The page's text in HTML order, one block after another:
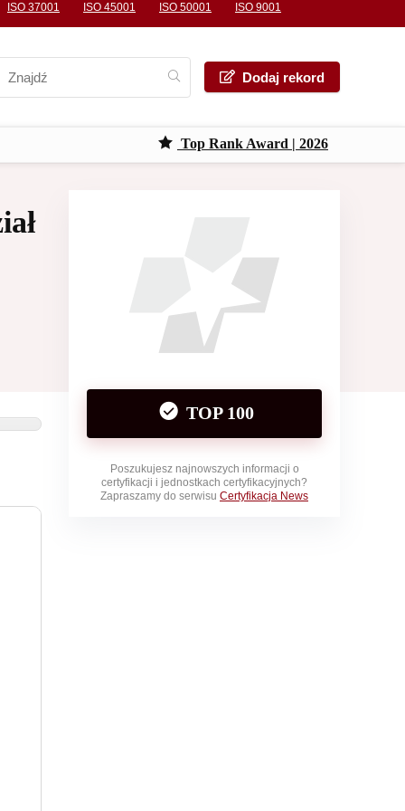
ISO 37001 ISO 45001 ISO 50001
ISO 9001
Dodaj rekord
Top Rank Award | 2026
TOP 100
Poszukujesz najnowszych informacji o
certyfikacji i jednostkach certyfikacyjnych?
Zapraszamy do serwisu Certyfikacja News